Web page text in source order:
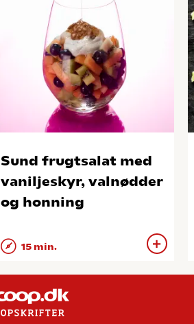
Sund frugtsalat med
vaniljeskyr, valnødder
og honning
15 min.